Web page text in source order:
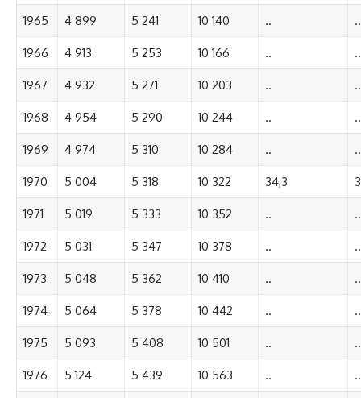
1965 4 899 5 241 10 140 .. ..
1966 4 913 5 253 10 166 .. ..
1967 4 932 5 271 10 203 .. ..
1968 4 954 5 290 10 244 .. ..
1969 4 974 5 310 10 284 .. ..
1970 5 004 5 318 10 322 34,3
1971 5 019 5 333 10 352 .. ..
1972 5 031 5 347 10 378 .. ..
1973 5 048 5 362 10 410 .. ..
1974 5 064 5 378 10 442 .. ..
1975 5 093 5 408 10 501 .. ..
1976 5 124 5 439 10 563 .. ..